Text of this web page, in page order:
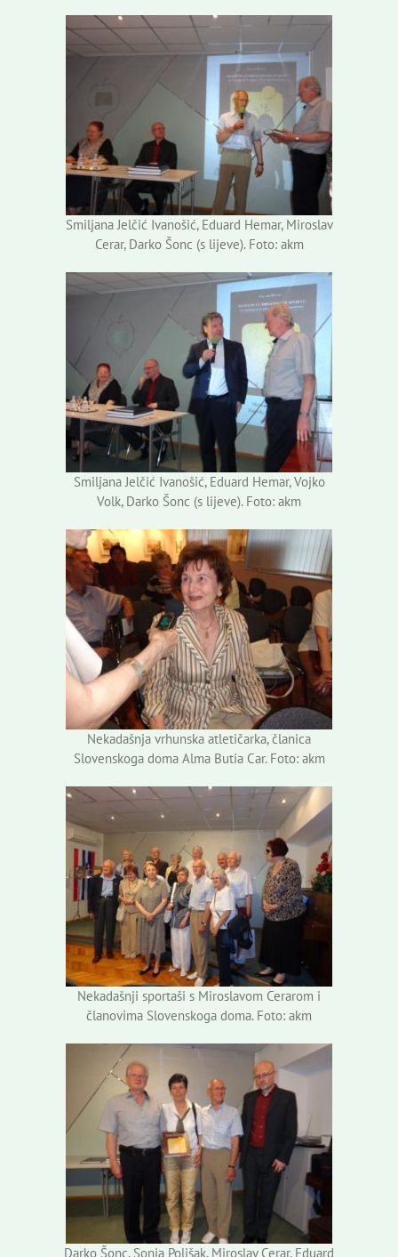
Smiljana Jelčić Ivanošić, Eduard Hemar, Miroslav
Cerar, Darko Šonc (s lijeve). Foto: akm
Smiljana Jelčić Ivanošić, Eduard Hemar, Vojko
Volk, Darko Šonc (s lijeve). Foto: akm
Nekadašnja vrhunska atletičarka, članica
Slovenskoga doma Alma Butia Car. Foto: akm
Nekadašnji sportaši s Miroslavom Cerarom i
članovima Slovenskoga doma. Foto: akm
Darko Šonc, Sonja Poljšak, Miroslav Cerar, Eduard